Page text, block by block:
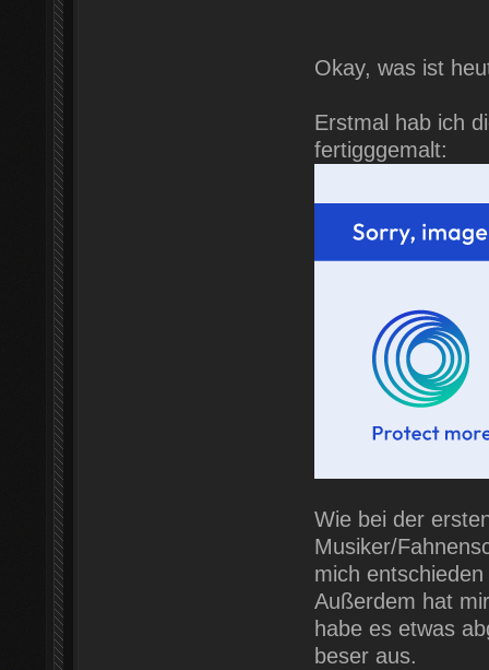
Okay, was ist
Erstmal hab ich
fertigggemalt:
Wie bei der
Musiker/
mich
Außerdem hat
habe es etwas
beser aus.